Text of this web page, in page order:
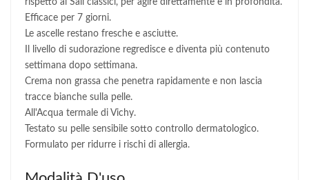
rispetto ai Sali classici, per agire direttamente e in profondità.
Efficace per 7 giorni.
Le ascelle restano fresche e asciutte.
Il livello di sudorazione regredisce e diventa più contenuto
settimana dopo settimana.
Crema non grassa che penetra rapidamente e non lascia
tracce bianche sulla pelle.
All'Acqua termale di Vichy.
Testato su pelle sensibile sotto controllo dermatologico.
Formulato per ridurre i rischi di allergia.